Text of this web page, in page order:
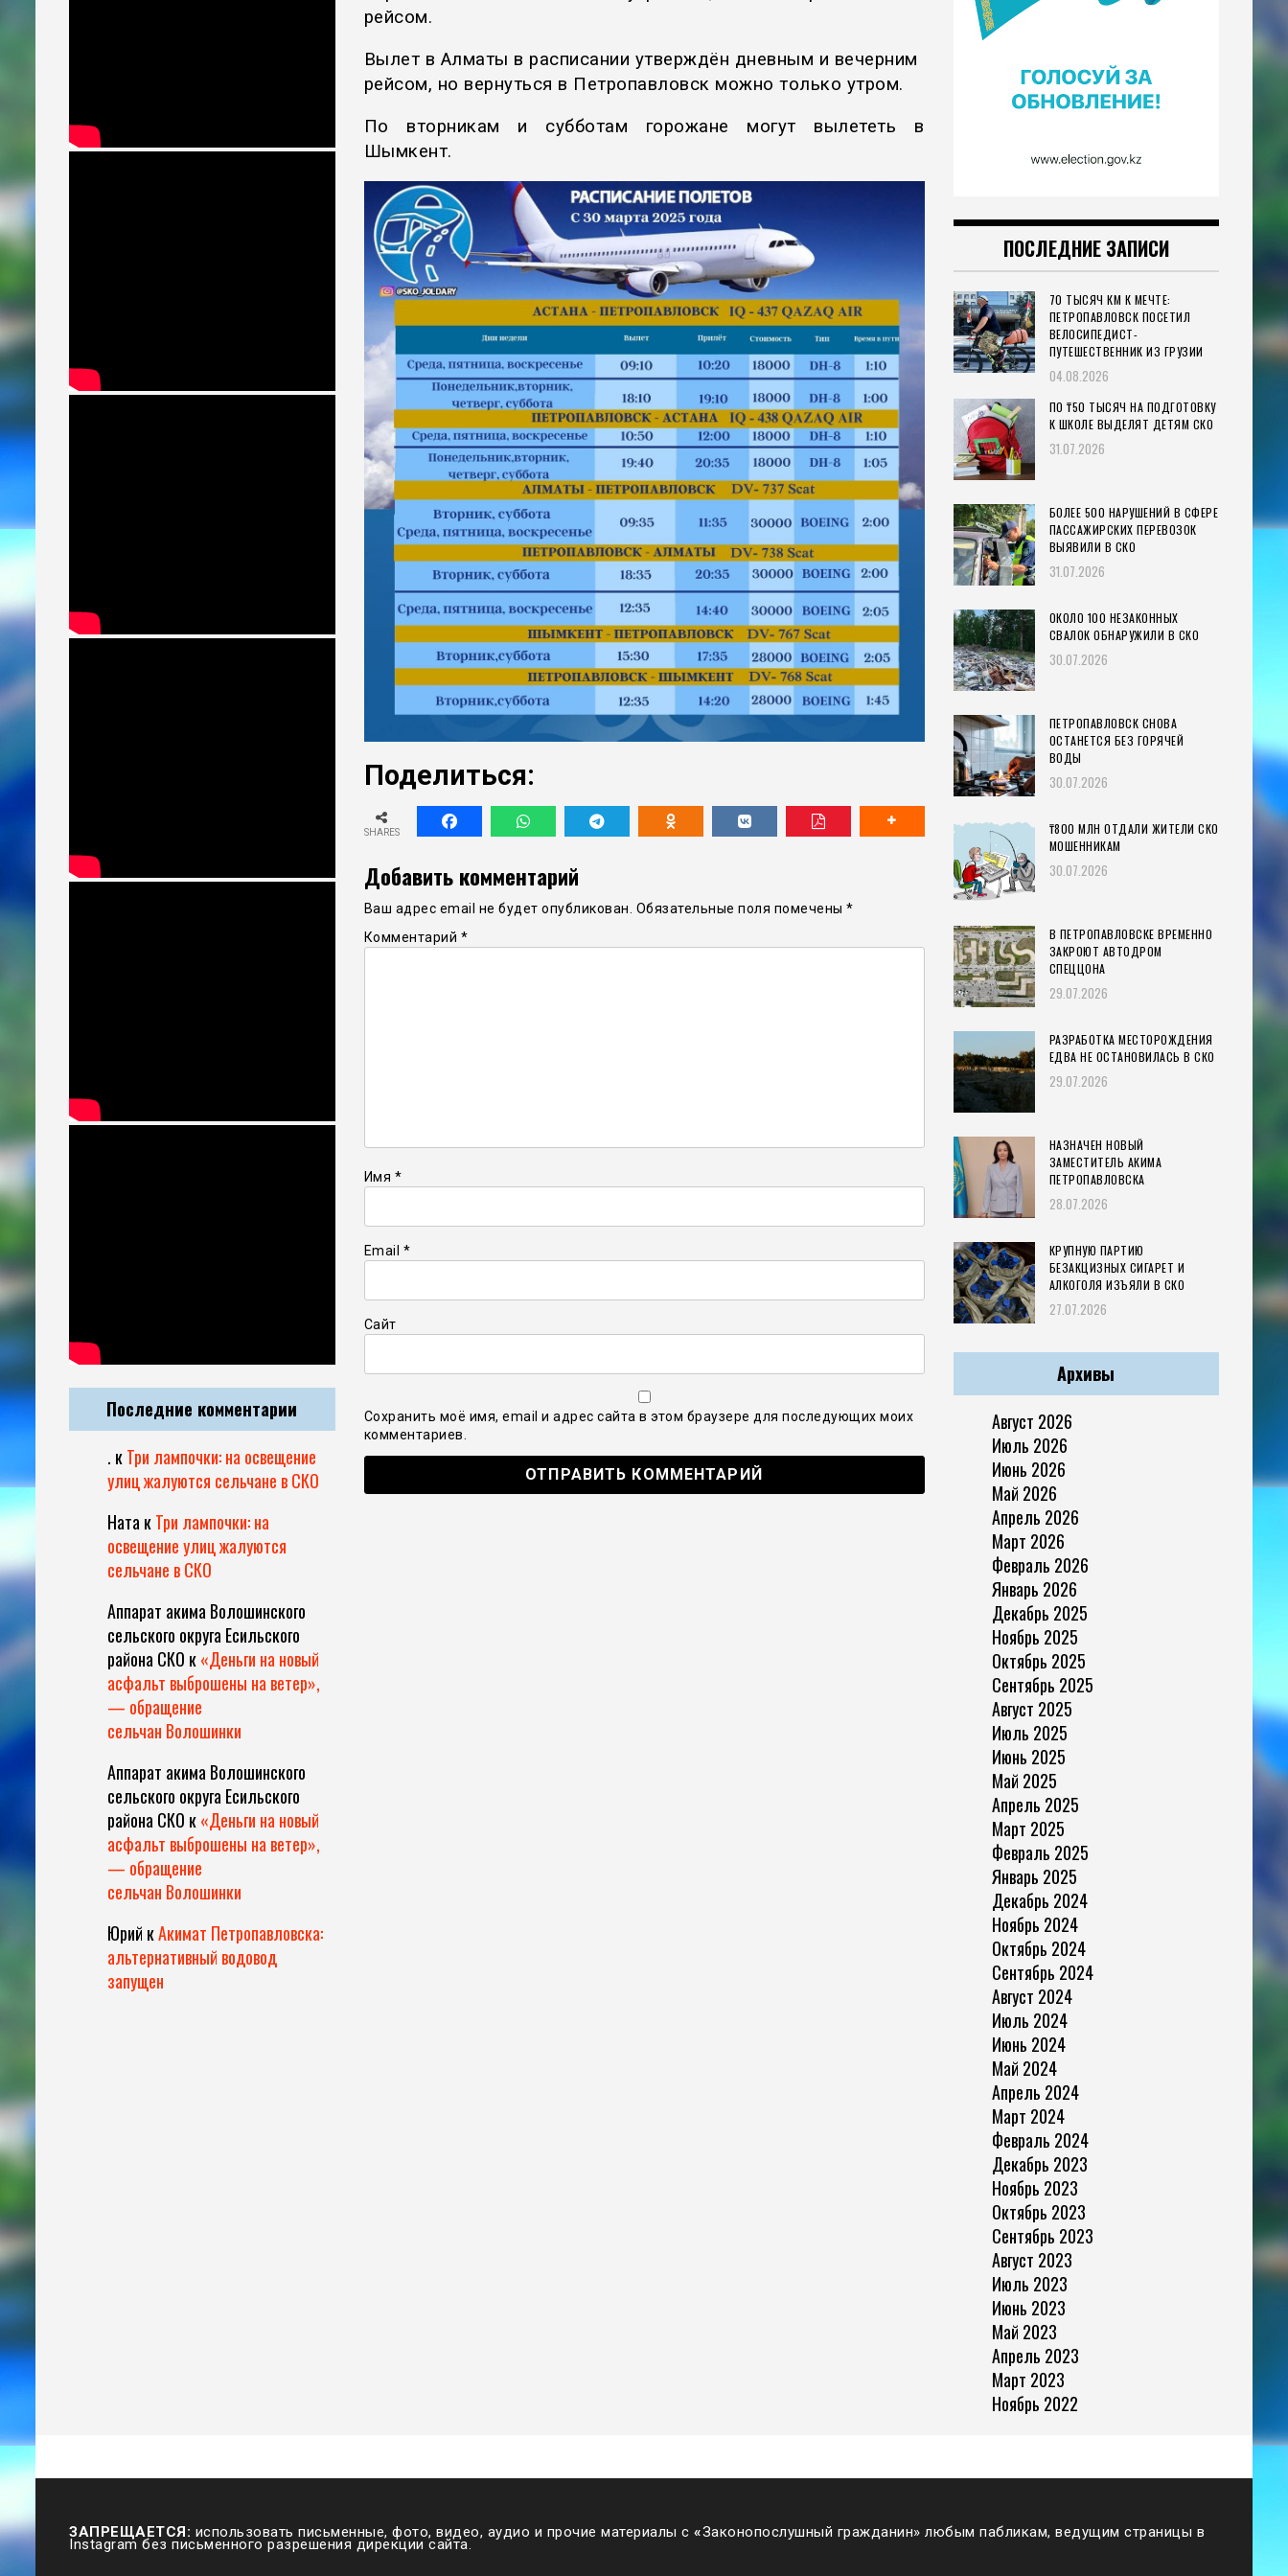
рейсом.
Вылет в Алматы в расписании утверждён дневным и вечерним
рейсом, но вернуться в Петропавловск можно только утром.
По вторникам и субботам горожане могут вылететь в
Шымкент.
Поделиться:
SHARES
Добавить комментарий
Ваш адрес email не будет опубликован. Обязательные поля помечены *
Комментарий *
Имя *
Email *
Сайт
Сохранить моё имя, email и адрес сайта в этом браузере для последующих моих
комментариев.
Последние комментарии
. кТри лампочки: на освещение
улиц жалуются сельчане в СКО
Ната кТри лампочки: на
освещение улиц жалуются
сельчане в СКО
Аппарат акима Волошинского
сельского округа Есильского
района СКО к«Деньги на новый
асфальт выброшены на ветер»,
— обращение
сельчан Волошинки
Аппарат акима Волошинского
сельского округа Есильского
района СКО к«Деньги на новый
асфальт выброшены на ветер»,
— обращение
сельчан Волошинки
Юрий кАкимат Петропавловска:
альтернативный водовод
запущен
ПОСЛЕДНИЕ ЗАПИСИ
70 ТЫСЯЧ КМ К МЕЧТЕ:
ПЕТРОПАВЛОВСК ПОСЕТИЛ
ВЕЛОСИПЕДИСТ-
ПУТЕШЕСТВЕННИК ИЗ ГРУЗИИ
04.08.2026
ПО ₸50 ТЫСЯЧ НА ПОДГОТОВКУ
К ШКОЛЕ ВЫДЕЛЯТ ДЕТЯМ СКО
31.07.2026
БОЛЕЕ 500 НАРУШЕНИЙ В СФЕРЕ
ПАССАЖИРСКИХ ПЕРЕВОЗОК
ВЫЯВИЛИ В СКО
31.07.2026
ОКОЛО 100 НЕЗАКОННЫХ
СВАЛОК ОБНАРУЖИЛИ В СКО
30.07.2026
ПЕТРОПАВЛОВСК СНОВА
ОСТАНЕТСЯ БЕЗ ГОРЯЧЕЙ
ВОДЫ
30.07.2026
₸800 МЛН ОТДАЛИ ЖИТЕЛИ СКО
МОШЕННИКАМ
30.07.2026
В ПЕТРОПАВЛОВСКЕ ВРЕМЕННО
ЗАКРОЮТ АВТОДРОМ
СПЕЦЦОНА
29.07.2026
РАЗРАБОТКА МЕСТОРОЖДЕНИЯ
ЕДВА НЕ ОСТАНОВИЛАСЬ В СКО
29.07.2026
НАЗНАЧЕН НОВЫЙ
ЗАМЕСТИТЕЛЬ АКИМА
ПЕТРОПАВЛОВСКА
28.07.2026
КРУПНУЮ ПАРТИЮ
БЕЗАКЦИЗНЫХ СИГАРЕТ И
АЛКОГОЛЯ ИЗЪЯЛИ В СКО
27.07.2026
Архивы
Август 2026
Июль 2026
Июнь 2026
Май 2026
Апрель 2026
Март 2026
Февраль 2026
Январь 2026
Декабрь 2025
Ноябрь 2025
Октябрь 2025
Сентябрь 2025
Август 2025
Июль 2025
Июнь 2025
Май 2025
Апрель 2025
Март 2025
Февраль 2025
Январь 2025
Декабрь 2024
Ноябрь 2024
Октябрь 2024
Сентябрь 2024
Август 2024
Июль 2024
Июнь 2024
Май 2024
Апрель 2024
Март 2024
Февраль 2024
Декабрь 2023
Ноябрь 2023
Октябрь 2023
Сентябрь 2023
Август 2023
Июль 2023
Июнь 2023
Май 2023
Апрель 2023
Март 2023
Ноябрь 2022
ЗАПРЕЩАЕТСЯ: использовать письменные, фото, видео, аудио и прочие материалы с «Законопослушный гражданин» любым пабликам, ведущим страницы в
Instagram без письменного разрешения дирекции сайта.